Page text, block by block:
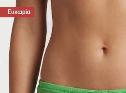
Ευκαιρία